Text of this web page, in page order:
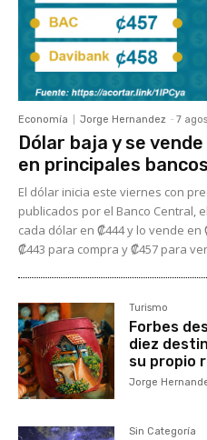
Economía Jorge Hernandez - 7
Dólar baja y se
en principales bancos
El dólar inicia este viernes con
publicados por el Banco Central,
cada dólar en ₡444 y lo vende en
₡443 para compra y ₡457 para
Turismo
Forbes
diez
su propio
Jorge
Sin Categoría